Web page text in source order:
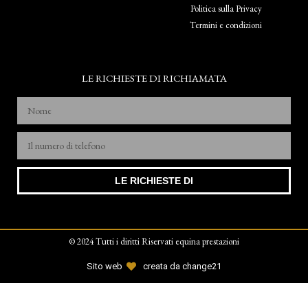
Politica sulla Privacy
Termini e condizioni
LE RICHIESTE DI RICHIAMATA
LE RICHIESTE DI
© 2024 Tutti i diritti Riservati equina prestazioni
Sito web creata da change21